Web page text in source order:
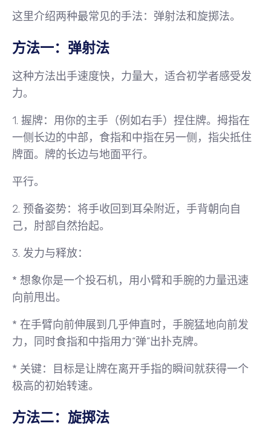
这里介绍两种最常见的手法： 弹射法和旋掷法。
方法一：弹射法
这种方法出手速度快，力量大，适合初学者感受发
力。
1. 握牌：用你的主手 （例如右手）捏住牌。拇指在
一侧长边的中部，食指和中指在另一侧，指尖抵住
牌面。牌的长边与地面平行。
平行。
2. 预备姿势：将手收回到耳朵附近，手背朝向自
己，肘部自然抬起。
3. 发力与释放：
* 想象你是一个投石机，用小臂和手腕的力量迅速
向前甩出。
* 在手臂向前伸展到几乎伸直时， 手腕猛地向前发
力，同时食指和中指用力“弹”出扑克牌。
* 关键：目标是让牌在离开手指的瞬间就获得一个
极高的初始转速。
方法二：旋掷法